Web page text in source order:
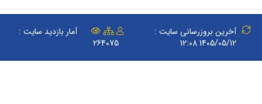
آمار بازدید سایت :
264075
آخرین بروزرسانی سایت :
1405/05/12 12:08